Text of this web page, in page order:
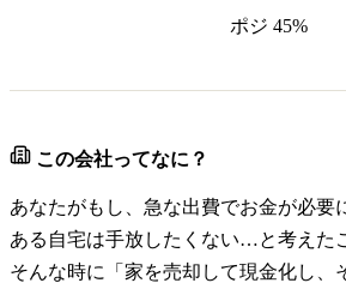
ポジ 45%
この会社ってなに？
あなたがもし、急な出費でお金が必要
ある自宅は手放したくない…と考えた
そんな時に「家を売却して現金化し、